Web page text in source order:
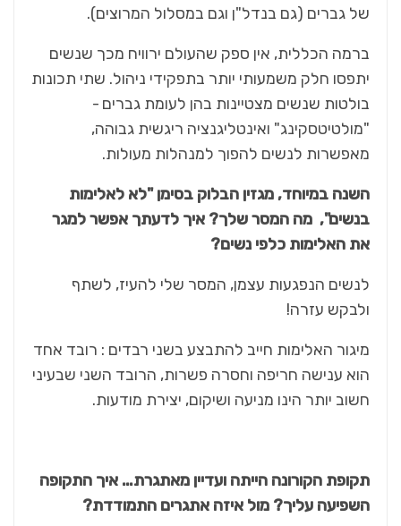
של גברים (גם בנדל"ן וגם במסלול המרוצים).
ברמה הכללית, אין ספק שהעולם ירוויח מכך שנשים
יתפסו חלק משמעותי יותר בתפקידי ניהול. שתי תכונות
בולטות שנשים מצטיינות בהן לעומת גברים -
"מולטיטסקינג" ואינטליגנציה ריגשית גבוהה,
מאפשרות לנשים להפוך למנהלות מעולות.
השנה במיוחד, מגזין הבלוק בסימן "לא לאלימות
בנשים", מה המסר שלך? איך לדעתך אפשר למגר
את האלימות כלפי נשים?
לנשים הנפגעות עצמן, המסר שלי להעיז, לשתף
ולבקש עזרה!
מיגור האלימות חייב להתבצע בשני רבדים : רובד אחד
הוא ענישה חריפה וחסרה פשרות, הרובד השני שבעיני
חשוב יותר הינו מניעה ושיקום, יצירת מודעות.
תקופת הקורונה הייתה ועדיין מאתגרת… איך התקופה
השפיעה עליך? מול איזה אתגרים התמודדת?